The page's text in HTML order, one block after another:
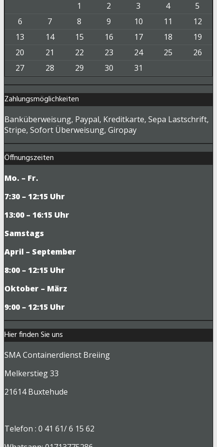
1
2 3 4
5
6
7 8 9 10 11
12
13
14 15 16 17 18
19
20
21 22 23 24 25
26
27
28 29 30 31
Zahlungsmöglichkeiten
Banküberweisung, Paypal, Kreditkarte, Sepa Lastschrift,
Stripe, Sofort Überweisung, Giropay
Öffnungszeiten
Mo. – Fr.
7:30 – 12:15 Uhr
13:00 – 16:15 Uhr
Samstags
April – September
8:00 – 12:15 Uhr
Oktober – März
9:00 – 12:15 Uhr
Hier finden Sie uns
SMA Containerdienst Breiing
Melkerstieg 33
21614 Buxtehude
Telefon : 0 41 61/ 6 15 62